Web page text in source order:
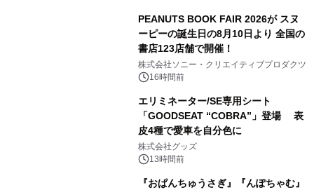
PEANUTS BOOK FAIR 2026が スヌ
ーピーの誕生日の8月10日より 全国の
書店123店舗で開催！
株式会社ソニー・クリエイティブプロダクツ
16時間前
エリミネーター/SE専用シート
「GOODSEAT “COBRA”」登場 表
皮4種で愛車を自分色に
株式会社グッズ
13時間前
『おぱんちゅうさぎ』『んぽちゃむ』